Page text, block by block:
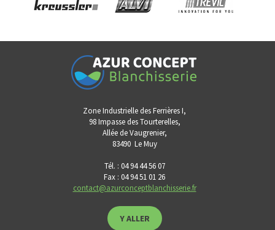
Zone Industrielle des Ferrières I,
98 Impasse des Tourterelles,
Allée de Vaugrenier,
83490 Le Muy
Tél. : 04 94 44 56 07
Fax : 04 94 51 01 26
contact@azurconceptblanchisserie.fr
Y ALLER